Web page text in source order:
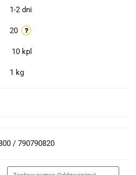
1-2 dni
20
10 kpl
1 kg
/ 790790820